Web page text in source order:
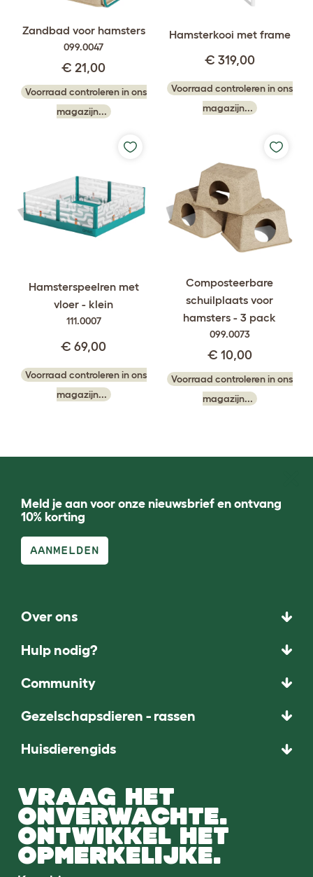
Zandbad voor hamsters
099.0047
€ 21,00
Voorraad controleren in ons
magazijn...
Hamsterkooi met frame
€ 319,00
Voorraad controleren in ons
magazijn...
Hamsterspeelren met
vloer - klein
111.0007
€ 69,00
Voorraad controleren in ons
magazijn...
Composteerbare
schuilplaats voor
hamsters - 3 pack
099.0073
€ 10,00
Voorraad controleren in ons
magazijn...
Meld je aan voor onze nieuwsbrief en ontvang
10% korting
AANMELDEN
Over ons
Hulp nodig?
Community
Gezelschapsdieren - rassen
Huisdierengids
VRAAG HET
ONVERWACHTE.
ONTWIKKEL HET
OPMERKELIJKE.